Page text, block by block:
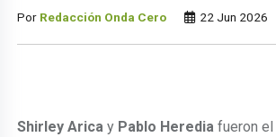
Por Redacción Onda Cero 22 Jun 2026
Shirley Arica y Pablo Herediafueron